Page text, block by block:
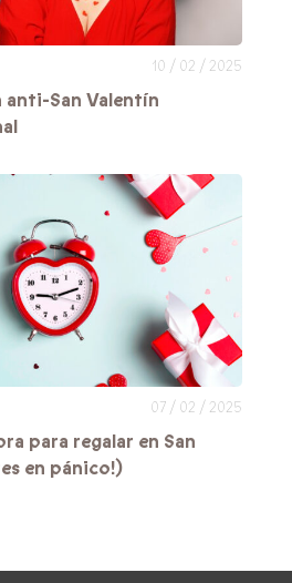
10 / 02 / 2025
anti-San Valentín
07 / 02 / 2025
para regalar en San
en pánico!)